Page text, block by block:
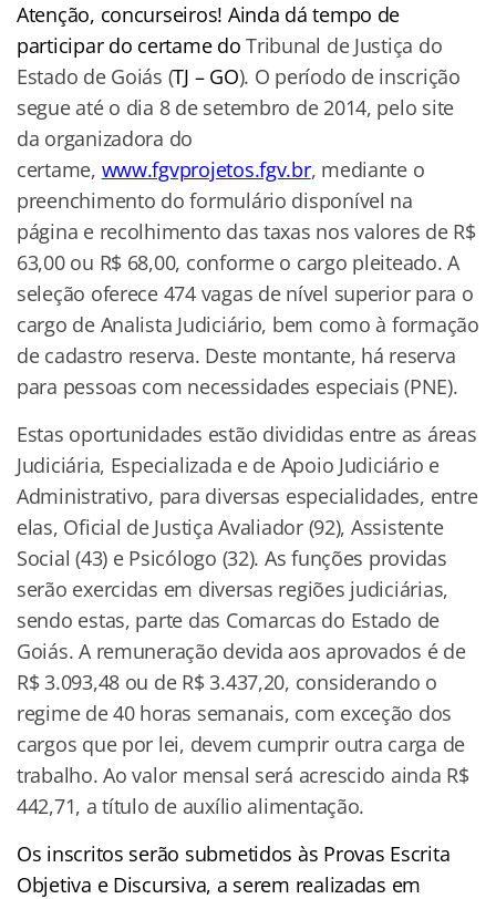
Atenção, concurseiros! Ainda dá tempo de
participar do certame doTribunal de Justiça do
Estado de Goiás (TJ – GO). O período de inscrição
segue até o dia 8 de setembro de 2014, pelo site
da organizadora do
certame, www.fgvprojetos.fgv.br, mediante o
preenchimento do formulário disponível na
página e recolhimento das taxas nos valores de R$
63,00 ou R$ 68,00, conforme o cargo pleiteado. A
seleção oferece 474 vagas de nível superior para o
cargo de Analista Judiciário, bem como à formação
de cadastro reserva. Deste montante, há reserva
para pessoas com necessidades especiais (PNE).
Estas oportunidades estão divididas entre as áreas
Judiciária, Especializada e de Apoio Judiciário e
Administrativo, para diversas especialidades, entre
elas, Oficial de Justiça Avaliador (92), Assistente
Social (43) e Psicólogo (32). As funções providas
serão exercidas em diversas regiões judiciárias,
sendo estas, parte das Comarcas do Estado de
Goiás. A remuneração devida aos aprovados é de
R$ 3.093,48 ou de R$ 3.437,20, considerando o
regime de 40 horas semanais, com exceção dos
cargos que por lei, devem cumprir outra carga de
trabalho. Ao valor mensal será acrescido ainda R$
442,71, a título de auxílio alimentação.
Os inscritos serão submetidos às Provas Escrita
Objetiva e Discursiva, a serem realizadas em